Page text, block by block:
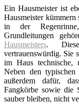
Ein Hausmeister ist
Hausmeister
in der
Grundleitungen
Hausmeisters.
vertrauenswürdig. Sie
im Haus technische,
Neben den typischen
außerdem dafür,
Fangkörbe sowie die
sauber bleiben, nicht